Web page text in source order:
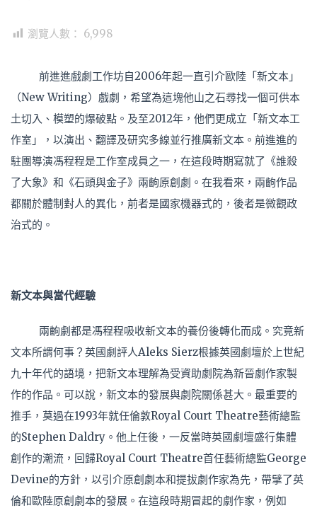
瀏覽人數： 6,998
前進進戲劇工作坊自2006年起一直引介歐陸「新文本」
（New Writing）戲劇，希望為這塊他山之石尋找一個可供本
土切入、模塑的爆破點。及至2012年，他們更成立「新文本工
作室」，以演出、翻譯及研究多線並行推廣新文本。前進進的
駐團導演馮程程是工作室成員之一，在這段時期寫就了《誰殺
了大象》和《石頭與金子》兩齣原創劇。在我看來，兩齣作品
都關於體制對人的異化，前者是國家機器式的，後者是微觀政
治式的。
新文本與當代經驗
兩齣劇都是馮程程吸收新文本的養份後轉化而成。究竟新
文本所謂何事？英國劇評人Aleks Sierz根據英國劇壇於上世紀
九十年代的語境，把新文本理解為受資助劇院為新晉劇作家製
作的作品。可以說，新文本的發展與劇院關係甚大。最重要的
推手，莫過在1993年就任倫敦Royal Court Theatre藝術總監
的Stephen Daldry。他上任後，一反當時英國劇壇盛行集體
創作的潮流，回歸Royal Court Theatre首任藝術總監George
Devine的方針，以引介原創劇本和提拔劇作家為先，帶擘了英
倫和歐陸原創劇本的發展。在這段時期冒起的劇作家，例如